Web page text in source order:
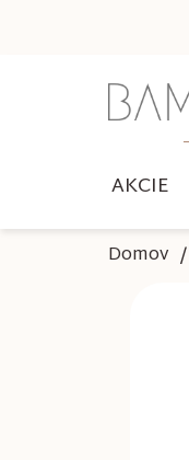
AKCIE
Domov